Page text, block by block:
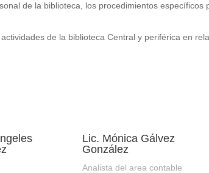
de la biblioteca, los procedimientos
de la biblioteca Central y periférica en
Lic. Mónica Gálvez
González
Analista del area contable